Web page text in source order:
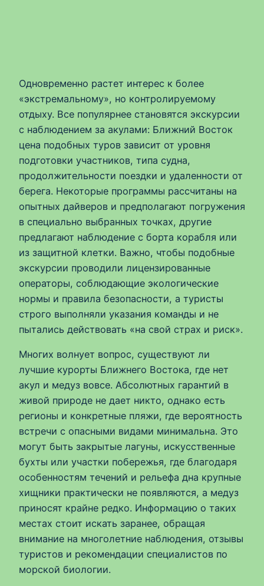
Одновременно растет интерес к более
«экстремальному», но контролируемому
отдыху. Все популярнее становятся экскурсии
с наблюдением за акулами: Ближний Восток
цена подобных туров зависит от уровня
подготовки участников, типа судна,
продолжительности поездки и удаленности от
берега. Некоторые программы рассчитаны на
опытных дайверов и предполагают погружения
в специально выбранных точках, другие
предлагают наблюдение с борта корабля или
из защитной клетки. Важно, чтобы подобные
экскурсии проводили лицензированные
операторы, соблюдающие экологические
нормы и правила безопасности, а туристы
строго выполняли указания команды и не
пытались действовать «на свой страх и риск».
Многих волнует вопрос, существуют ли
лучшие курорты Ближнего Востока, где нет
акул и медуз вовсе. Абсолютных гарантий в
живой природе не дает никто, однако есть
регионы и конкретные пляжи, где вероятность
встречи с опасными видами минимальна. Это
могут быть закрытые лагуны, искусственные
бухты или участки побережья, где благодаря
особенностям течений и рельефа дна крупные
хищники практически не появляются, а медуз
приносят крайне редко. Информацию о таких
местах стоит искать заранее, обращая
внимание на многолетние наблюдения, отзывы
туристов и рекомендации специалистов по
морской биологии.